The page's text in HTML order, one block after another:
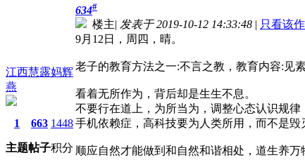
江西慧露妈辉
燕
1
主题
663
帖子
1448
积分
634#
楼主| 发表于 2019-10-12 14:33:48 | 只看该
9月12日，周四，晴。
老子的教育方法之一:不言之教，教育内容:见
看着无所作为，背后却是生生不息。
不要行在道上，为所当为，调整心态认识规
手机依赖症，高科技要为人类所用，而不是毁
顺应自然才能做到和自然和谐相处，道生养